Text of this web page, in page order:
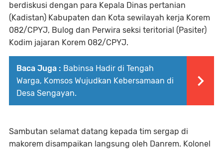
berdiskusi dengan para Kepala Dinas pertanian
(Kadistan) Kabupaten dan Kota sewilayah kerja Korem
082/CPYJ, Bulog dan Perwira seksi teritorial (Pasiter)
Kodim jajaran Korem 082/CPYJ.
Baca Juga : Babinsa Hadir di Tengah
Warga, Komsos Wujudkan Kebersamaan di
Desa Sengayan.
Sambutan selamat datang kepada tim sergap di
makorem disampaikan langsung oleh Danrem. Kolonel